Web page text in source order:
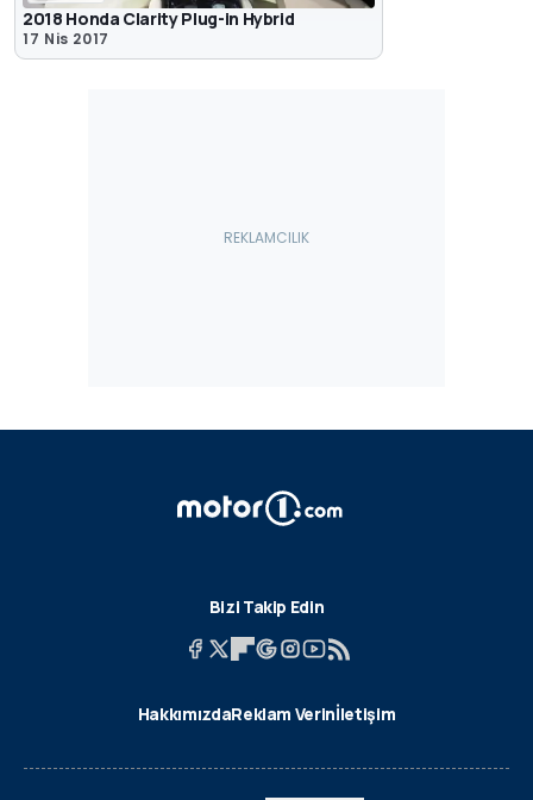
2018 Honda Clarity Plug-in Hybrid
17 Nis 2017
Bizi Takip Edin
HakkımızdaReklam Verinİletişim